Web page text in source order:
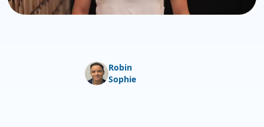
Robin
Sophie